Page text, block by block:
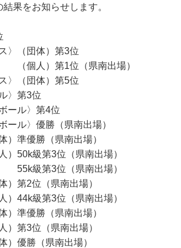
果をお知らせします。
〉（団体）第3位
1位（県南出場）
〉（団体）第5位
〉第3位
ール〉第4位
ール〉優勝（県南出場）
）準優勝（県南出場）
級第3位（県南出場）
（県南出場）
2位（県南出場）
級第3位（県南出場）
）準優勝（県南出場）
3位（県南出場）
勝（県南出場）